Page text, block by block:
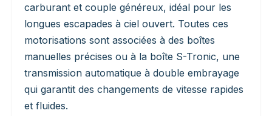
carburant et couple généreux, idéal pour les
longues escapades à ciel ouvert. Toutes ces
motorisations sont associées à des boîtes
manuelles précises ou à la boîte S-Tronic, une
transmission automatique à double embrayage
qui garantit des changements de vitesse rapides
et fluides.